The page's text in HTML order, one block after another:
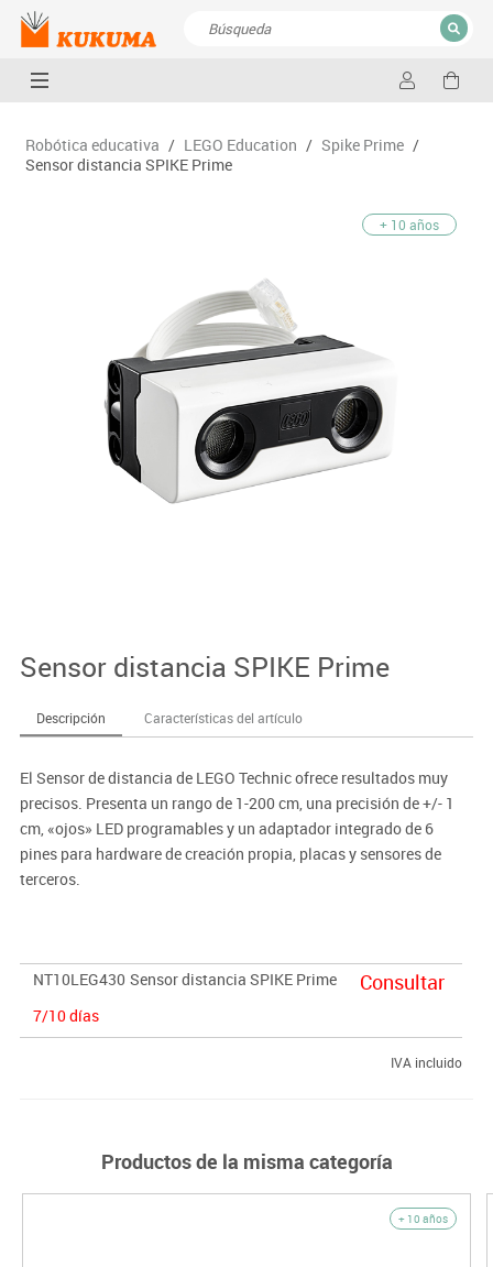
CERRAR
Robótica educativa / LEGO Education / Spike Prime /
Sensor distancia SPIKE Prime
+ 10 años
Sensor distancia SPIKE Prime
Descripción Características del artículo
El Sensor de distancia de LEGO Technic ofrece resultados muy
precisos. Presenta un rango de 1-200 cm, una precisión de +/- 1
cm, «ojos» LED programables y un adaptador integrado de 6
pines para hardware de creación propia, placas y sensores de
terceros.
NT10LEG430 Sensor distancia SPIKE Prime
7/10 días
Consultar
IVA incluido
Productos de la misma categoría
+ 10 años